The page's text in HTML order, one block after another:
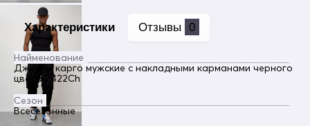
Характеристики Отзывы 0
Найменование
Джинсы карго мужские с накладными карманами черного
цвета 2422Ch
Сезон
Всесезонные